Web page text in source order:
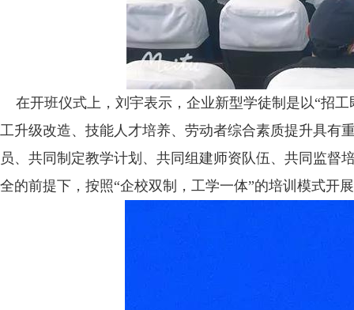
在开班仪式上，刘宇表示，企业新型学徒制是以“招
工升级改造、技能人才培养、劳动者综合素质提升具有
员、共同制定教学计划、共同组建师资队伍、共同监督
全的前提下，按照“企校双制，工学一体”的培训模式开